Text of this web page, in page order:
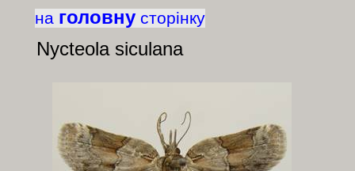
на головну сторінку
Nycteola siculana